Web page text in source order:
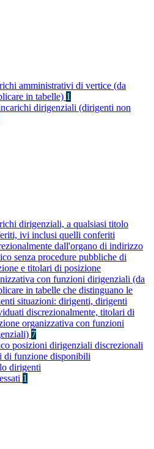
amministrativi di vertice (da
in tabelle) 1
dirigenziali (dirigenti non
dirigenziali, a qualsiasi titolo
ivi inclusi quelli conferiti
dall'organo di indirizzo
senza procedure pubbliche di
e titolari di posizione
con funzioni dirigenziali (da
in tabelle che distinguano le
situazioni: dirigenti, dirigenti
discrezionalmente, titolari di
organizzativa con funzioni
7
posizioni dirigenziali discrezionali
di funzione disponibili
dirigenti
1